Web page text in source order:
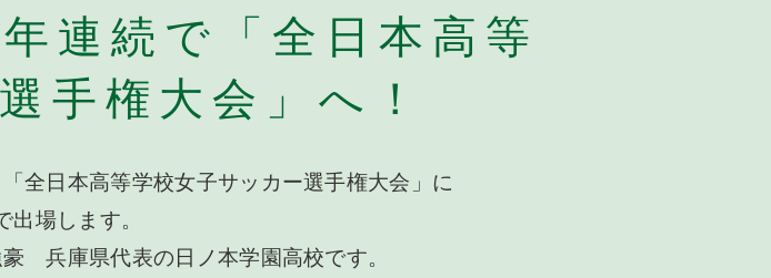
連続で「全日本高等
手権大会」へ！
全日本高等学校女子サッカー選手権大会」に
出場します。
兵庫県代表の日ノ本学園高校です。